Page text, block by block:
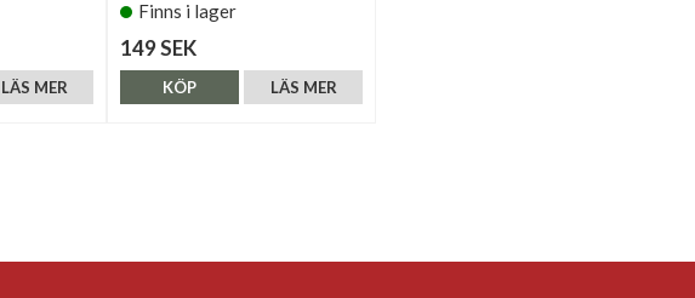
LÄS MER
Finns i lager
149 SEK
LÄS MER
KÖP